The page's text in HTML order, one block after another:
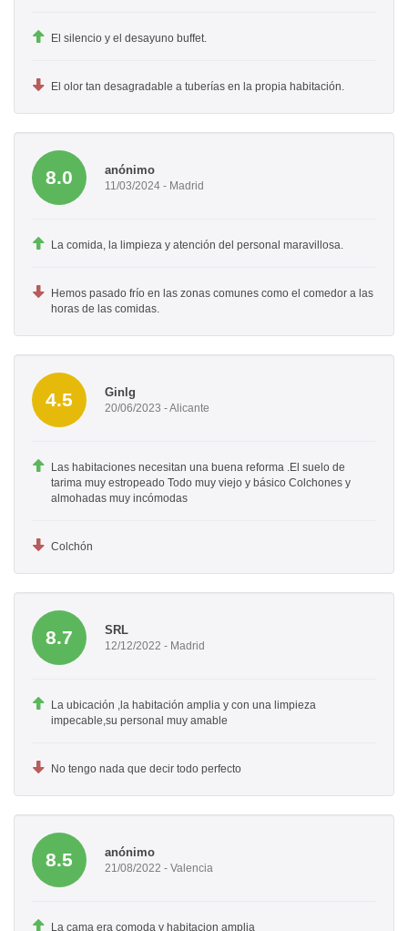
El silencio y el desayuno buffet.
El olor tan desagradable a tuberías en la propia habitación.
8.0 anónimo
11/03/2024 - Madrid
La comida, la limpieza y atención del personal maravillosa.
Hemos pasado frío en las zonas comunes como el comedor a las
horas de las comidas.
4.5 Ginlg
20/06/2023 - Alicante
Las habitaciones necesitan una buena reforma .El suelo de
tarima muy estropeado Todo muy viejo y básico Colchones y
almohadas muy incómodas
Colchón
8.7 SRL
12/12/2022 - Madrid
La ubicación ,la habitación amplia y con una limpieza
impecable,su personal muy amable
No tengo nada que decir todo perfecto
8.5 anónimo
21/08/2022 - Valencia
La cama era comoda y habitacion amplia